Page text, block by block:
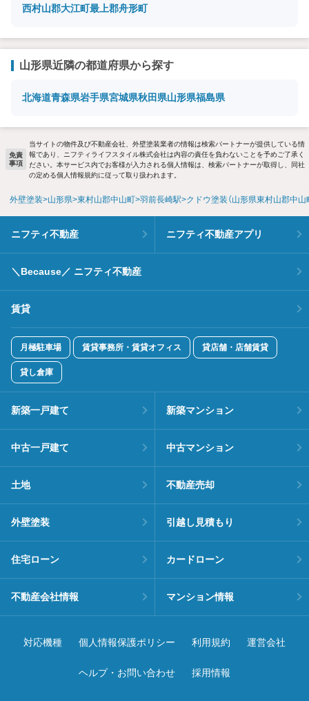
西村山郡大江町最上郡舟形町
山形県近隣の都道府県から探す
北海道青森県岩手県宮城県秋田県山形県福島県
免責
事項
当サイトの物件及び不動産会社、外壁塗装業者の情報は検索パートナーが提供している情
報であり、ニフティライフスタイル株式会社は内容の責任を負わないことを予めご了承く
ださい。本サービス内でお客様が入力される個人情報は、検索パートナーが取得し、同社
の定める個人情報規約に従って取り扱われます。
外壁塗装 山形県 東村山郡中山町 羽前長崎駅 クドウ塗装（山形県東村山郡中山
ニフティ不動産 ニフティ不動産アプリ
＼Because／ ニフティ不動産
賃貸
月極駐車場 賃貸事務所・賃貸オフィス 貸店舗・店舗賃貸
貸し倉庫
新築一戸建て 新築マンション
中古一戸建て 中古マンション
土地 不動産売却
外壁塗装 引越し見積もり
住宅ローン カードローン
不動産会社情報 マンション情報
対応機種 個人情報保護ポリシー 利用規約 運営会社
ヘルプ・お問い合わせ 採用情報